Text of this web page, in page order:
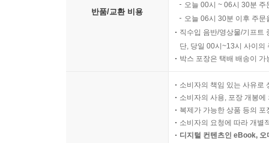
반품/교환 비용
오늘 00시 ~ 06시 30분
오늘 06시 30분 이후 주
직수입 음반/영상물/기프트
단, 당일 00시~13시 사이의
박스 포장은 택배 배송이
소비자의 책임 있는 사유로
소비자의 사용, 포장 개봉
복제가 가능한 상품 등의
소비자의 요청에 따라 개별
디지털 컨텐츠인 eBook,